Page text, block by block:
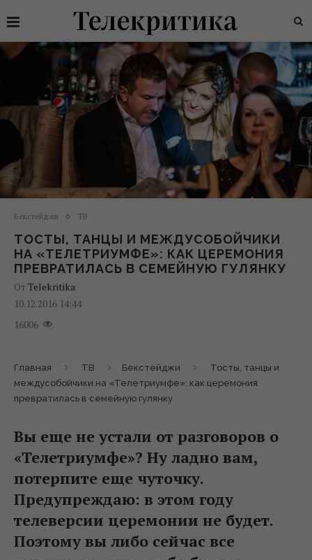
Бекстейджи ТВ
ТОСТЫ, ТАНЦЫ И МЕЖДУСОБОЙЧИКИ
НА «ТЕЛЕТРИУМФЕ»: КАК ЦЕРЕМОНИЯ
ПРЕВРАТИЛАСЬ В СЕМЕЙНУЮ ГУЛЯНКУ
От Telekritika
10.12.2016 14:44
16006
Главная ТВ Бекстейджи
Тосты, танцы и
междусобойчики на «Телетриумфе»: как церемония
превратилась в семейную гулянку
Вы еще не устали от разговоров о
«Телетриумфе»? Ну ладно вам,
потерпите еще чуточку.
Предупреждаю: в этом году
телеверсии церемонии не будет.
Поэтому вы либо сейчас все